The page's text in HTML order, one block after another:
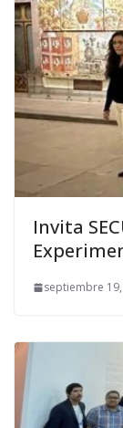
Invita
septiembre